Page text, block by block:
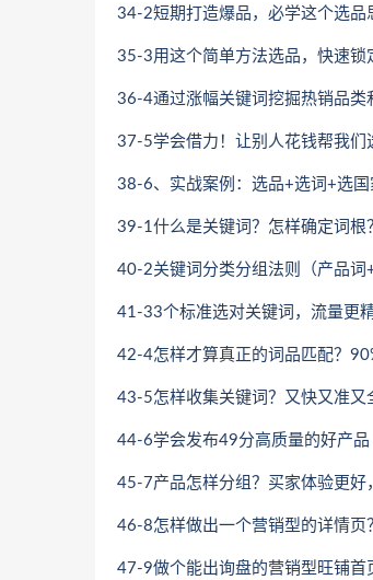
34-2短期打造爆品，必学这个选品
35-3用这个简单方法选品，快速锁
36-4通过涨幅关键词挖掘热销品类
37-5学会借力！让别人花钱帮我们
38-6、实战案例：选品+选词+选国
39-1什么是关键词？怎样确定词根
40-2关键词分类分组法则（产品词
41-33个标准选对关键词，流量更
42-4怎样才算真正的词品匹配？
43-5怎样收集关键词？又快又准又
44-6学会发布49分高质量的好产品
45-7产品怎样分组？买家体验更好
46-8怎样做出一个营销型的详情页
47-9做个能出询盘的营销型旺铺首